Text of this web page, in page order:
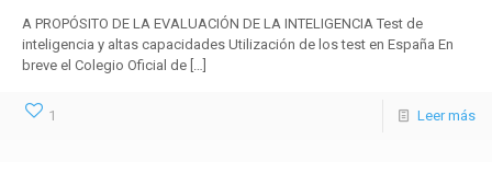
A PROPÓSITO DE LA EVALUACIÓN DE LA INTELIGENCIA Test de
inteligencia y altas capacidades Utilización de los test en España En
breve el Colegio Oficial de […]
1 Leer más